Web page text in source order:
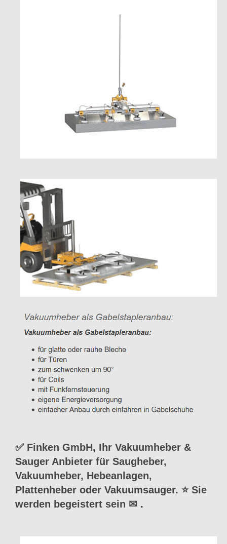
✅ Finken GmbH, Ihr Vakuumheber &
Sauger Anbieter für Saugheber,
Vakuumheber, Hebeanlagen,
Plattenheber oder Vakuumsauger. ⭐ Sie
werden begeistert sein ✉ .